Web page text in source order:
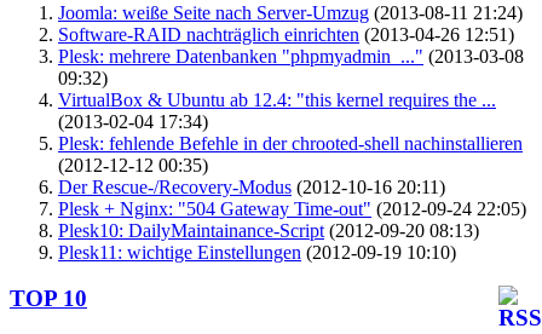
Joomla: weiße Seite nach Server-Umzug (2013-08-11 21:24)
Software-RAID nachträglich einrichten (2013-04-26 12:51)
Plesk: mehrere Datenbanken "phpmyadmin_..." (2013-03-08
09:32)
VirtualBox & Ubuntu ab 12.4: "this kernel requires the ...
(2013-02-04 17:34)
Plesk: fehlende Befehle in der chrooted-shell nachinstallieren
(2012-12-12 00:35)
Der Rescue-/Recovery-Modus (2012-10-16 20:11)
Plesk + Nginx: "504 Gateway Time-out" (2012-09-24 22:05)
Plesk10: DailyMaintainance-Script (2012-09-20 08:13)
Plesk11: wichtige Einstellungen (2012-09-19 10:10)
TOP 10